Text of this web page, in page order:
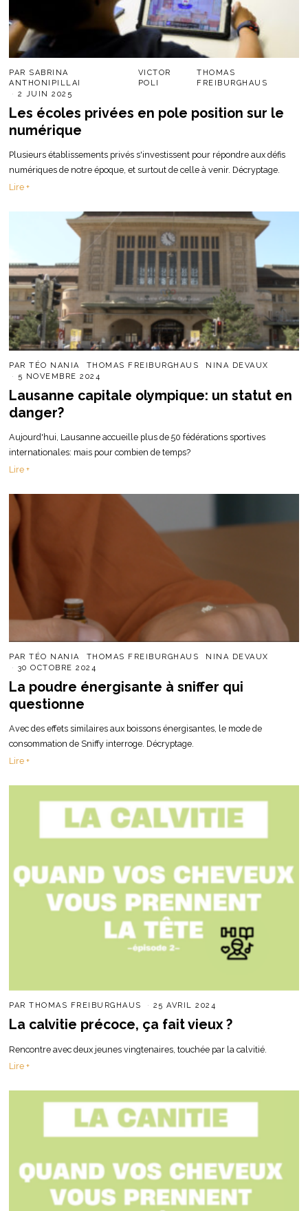
PAR SABRINA
ANTHONIPILLAI
VICTOR
POLI
THOMAS
FREIBURGHAUS
2 JUIN 2025
Les écoles privées en pole position sur le
numérique
Plusieurs établissements privés s'investissent pour répondre aux défis
numériques de notre époque, et surtout de celle à venir. Décryptage.
Lire +
PARTÉO NANIA THOMAS FREIBURGHAUS
NINA DEVAUX
5 NOVEMBRE 2024
Lausanne capitale olympique: un statut en
danger?
Aujourd'hui, Lausanne accueille plus de 50 fédérations sportives
internationales: mais pour combien de temps?
Lire +
PARTÉO NANIA THOMAS FREIBURGHAUS
NINA DEVAUX
30 OCTOBRE 2024
La poudre énergisante à sniffer qui
questionne
Avec des effets similaires aux boissons énergisantes, le mode de
consommation de Sniffy interroge. Décryptage.
Lire +
PARTHOMAS FREIBURGHAUS 25 AVRIL 2024
La calvitie précoce, ça fait vieux ?
Rencontre avec deux jeunes vingtenaires, touchée par la calvitié.
Lire +